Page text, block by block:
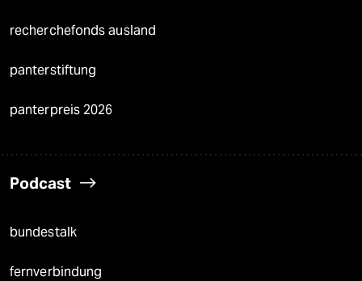
recherchefonds ausland
panterstiftung
panterpreis 2026
Podcast
bundestalk
fernverbindung